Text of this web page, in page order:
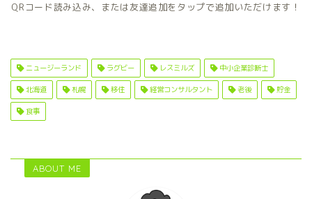
QRコード読み込み、または友達追加をタップで追加いただけます！
ニュージーランド ラグビー レスミルズ 中小企業診断士
北海道 札幌 移住 経営コンサルタント 老後 貯金
食事
ABOUT ME